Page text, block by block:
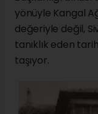
yönüyle Kangal
değeriyle değil,
tanıklık eden
taşıyor.